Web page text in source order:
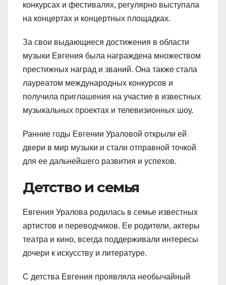
конкурсах и фестивалях, регулярно выступала
на концертах и концертных площадках.
За свои выдающиеся достижения в области
музыки Евгения была награждена множеством
престижных наград и званий. Она также стала
лауреатом международных конкурсов и
получила приглашения на участие в известных
музыкальных проектах и телевизионных шоу.
Ранние годы Евгении Ураловой открыли ей
двери в мир музыки и стали отправной точкой
для ее дальнейшего развития и успехов.
Детство и семья
Евгения Уралова родилась в семье известных
артистов и переводчиков. Ее родители, актеры
театра и кино, всегда поддерживали интересы
дочери к искусству и литературе.
С детства Евгения проявляла необычайный